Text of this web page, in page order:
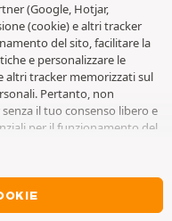
(Google, Hotjar,
(cookie) e altri tracker
del sito, facilitare la
e personalizzare le
altri tracker memorizzati sul
Pertanto, non
il tuo consenso libero e
per il funzionamento del
il deposito di cookie o
ai servizi AD TYRES. Per
ealtri tracker.